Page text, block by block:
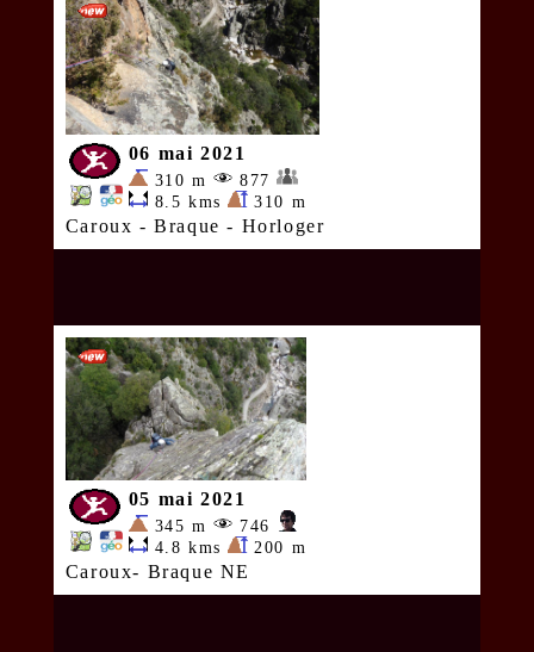
06 mai 2021
310 m
877
8.5 kms
310 m
Caroux - Braque - Horloger
05 mai 2021
345 m
746
4.8 kms
200 m
Caroux- Braque NE